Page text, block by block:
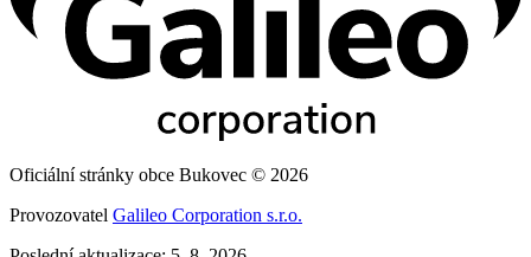
Oficiální stránky obce Bukovec © 2026
Provozovatel Galileo Corporation s.r.o.